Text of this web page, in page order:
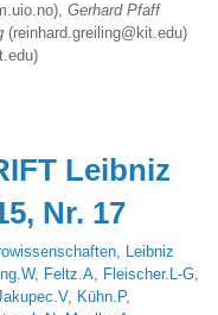
Gerhard Pfaff
(reinhard.greiling@kit.edu)
Leibniz
Nr. 17
, Leibniz
, Feltz.A, Fleischer.L-G,
, Kühn.P,